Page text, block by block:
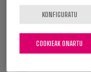
KONFIGURATU
COOKIEAK ONARTU